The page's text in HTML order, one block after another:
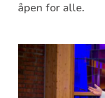
åpen for alle.